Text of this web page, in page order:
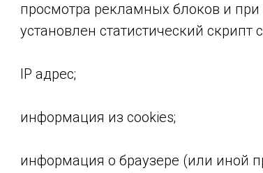
просмотра рекламных блоков и
установлен статистический скрипт
IP адрес;
информация из cookies;
информация о браузере (или иной